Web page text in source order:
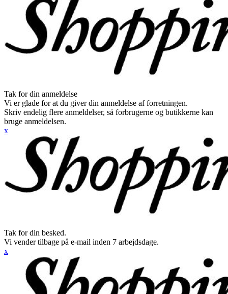
Tak for din anmeldelse
Vi er glade for at du giver din anmeldelse af forretningen.
Skriv endelig flere anmeldelser, så forbrugerne og butikkerne kan
bruge anmeldelsen.
x
Tak for din besked.
Vi vender tilbage på e-mail inden 7 arbejdsdage.
x